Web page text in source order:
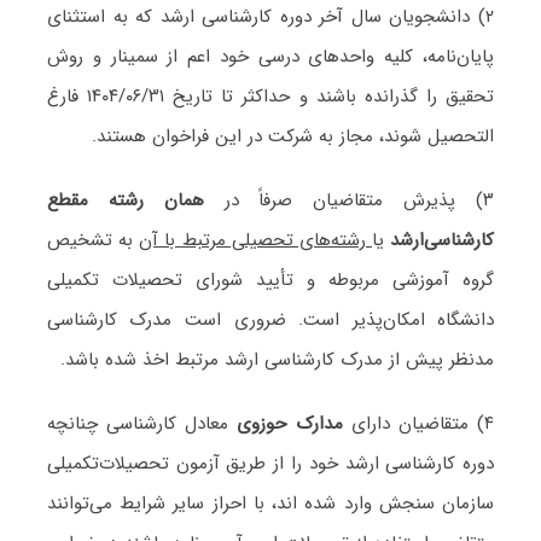
۲) دانشجویان سال آخر دوره کارشناسی ارشد که به استثنای
پایان‌نامه، کلیه واحدهای درسی خود اعم از سمینار و روش
تحقیق را گذرانده باشند و حداکثر تا تاریخ ۱۴۰۴/۰۶/۳۱ فارغ
التحصیل شوند، مجاز به شرکت در این فراخوان هستند.
۳) پذیرش متقاضیان صرفاً در
همان رشته مقطع
کارشناسی‌ارشد یارشته‌های تحصیلی مرتبط با آنبه تشخیص
گروه آموزشی مربوطه و تأیید شورای تحصیلات تکمیلی
دانشگاه امکان‌پذیر است. ضروری است مدرک کارشناسی
مدنظر پیش از مدرک کارشناسی ارشد مرتبط اخذ شده باشد.
۴) متقاضیان دارای مدارک حوزوی معادل کارشناسی چنانچه
دوره کارشناسی ارشد خود را از طریق آزمون تحصیلات‌تکمیلی
سازمان سنجش وارد شده اند، با احراز سایر شرایط می‌توانند